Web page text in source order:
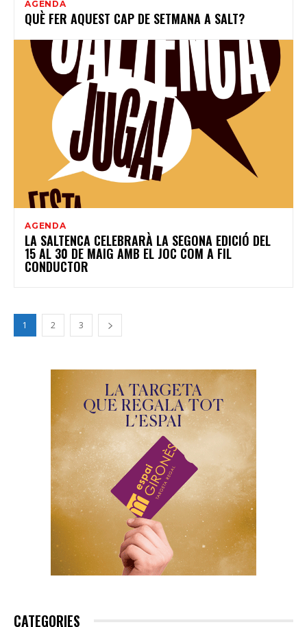
AGENDA
QUÈ FER AQUEST CAP DE SETMANA A SALT?
AGENDA
LA SALTENCA CELEBRARÀ LA SEGONA EDICIÓ DEL
15 AL 30 DE MAIG AMB EL JOC COM A FIL
CONDUCTOR
1 2 3
CATEGORIES